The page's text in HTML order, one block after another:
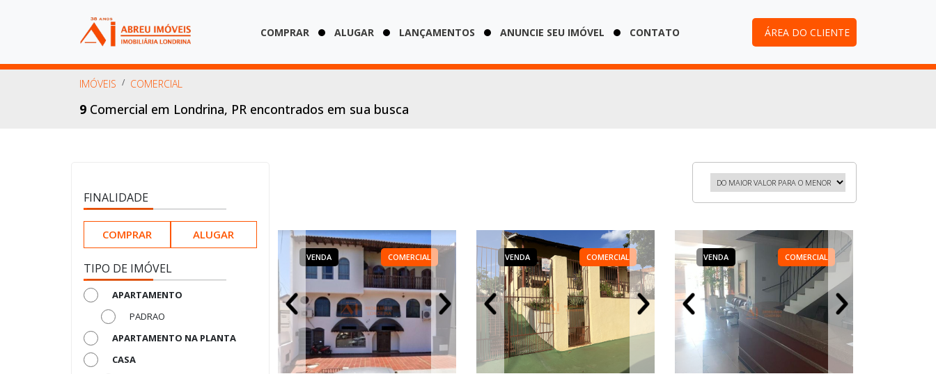
COMPRAR ALUGAR LANÇAMENTOS ANUNCIE SEU IMÓVEL CONTATO ÁREA DO CLIENTE
IMÓVEIS COMERCIAL
9 Comercial em Londrina, PR encontrados em sua busca
FINALIDADE
COMPRAR ALUGAR
TIPO DE IMÓVEL
APARTAMENTO
PADRAO
APARTAMENTO NA PLANTA
CASA
VENDA COMERCIAL VENDA COMERCIAL VENDA COMERCIAL
VENDA COMERCIAL VENDA COMERCIAL VENDA COMERCIAL
VENDA COMERCIAL VENDA COMERCIAL